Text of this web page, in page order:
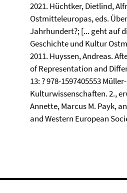
2021. Hüchtker, Dietlind,
Ostmitteleuropas, eds.
Jahrhundert?; [... geht auf
Geschichte und Kultur
2011. Huyssen, Andreas.
of Representation and
13: ? 978-1597405553
Kulturwissenschaften. 2.,
Annette, Marcus M. Payk,
and Western European